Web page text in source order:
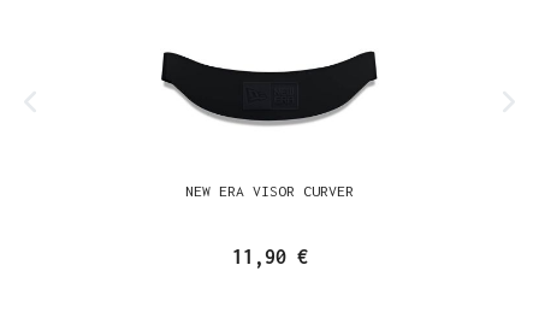
NEW ERA VISOR CURVER
11,90 €